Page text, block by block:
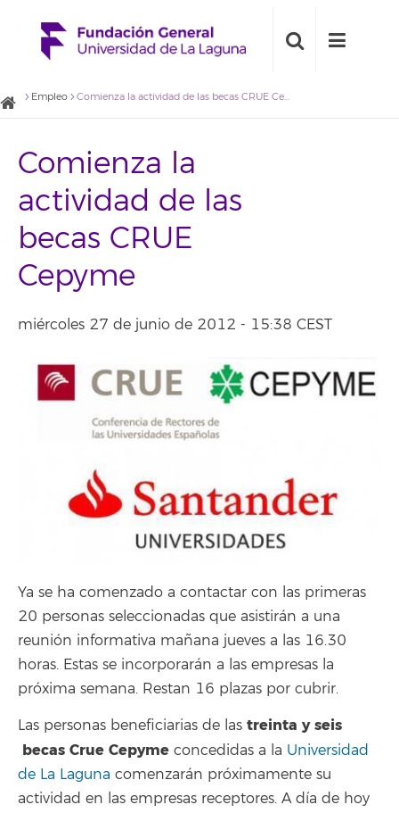
Empleo Comienza la actividad de las becas CRUE Cepyme
Comienza la
actividad de las
becas CRUE
Cepyme
miércoles 27 de junio de 2012 - 15:38 CEST
Ya se ha comenzado a contactar con las primeras
20 personas seleccionadas que asistirán a una
reunión informativa mañana jueves a las 16.30
horas. Estas se incorporarán a las empresas la
próxima semana. Restan 16 plazas por cubrir.
Las personas beneficiarias de las treinta y seis
becas Crue Cepyme concedidas a la Universidad
de La Laguna comenzarán próximamente su
actividad en las empresas receptores. A día de hoy